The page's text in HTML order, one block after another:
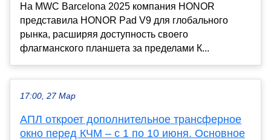
На MWC Barcelona 2025 компания HONOR
представила HONOR Pad V9 для глобального
рынка, расширяя доступность своего
флагманского планшета за пределами К...
17:00, 27 Мар
АПЛ откроет дополнительное трансферное
окно перед КЧМ – с 1 по 10 июня. Основное